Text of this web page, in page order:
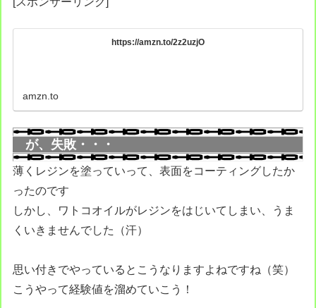
https://amzn.to/2z2uzjO
amzn.to
が、失敗・・・
薄くレジンを塗っていって、表面をコーティングしたか
ったのです
しかし、ワトコオイルがレジンをはじいてしまい、うま
くいきませんでした（汗）
思い付きでやっているとこうなりますよねですね（笑）
こうやって経験値を溜めていこう！